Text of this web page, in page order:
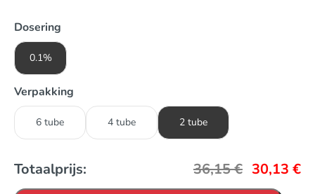
Dosering
0.1%
Verpakking
6 tube 4 tube 2 tube
Totaalprijs: 36,15€ 30,13 €